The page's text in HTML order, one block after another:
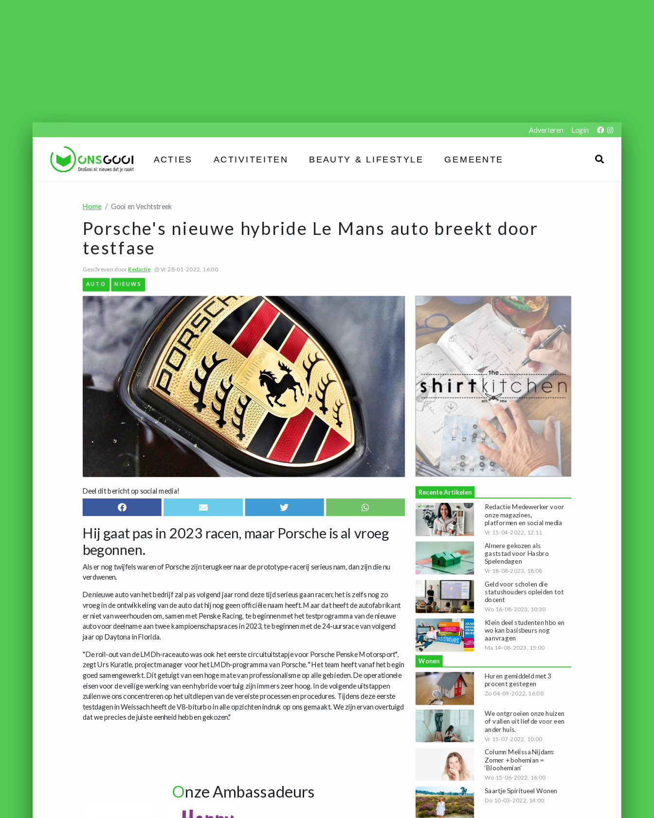
Adverteren Login
ACTIES ACTIVITEITEN BEAUTY & LIFESTYLE GEMEENTE
Home Gooi en Vechtstreek
Porsche's nieuwe hybride Le Mans auto breekt door
testfase
Geschreven doorRedactie Vr 28-01-2022, 16:00
AUTO NIEUWS
Deel dit bericht op social media!
Hij gaat pas in 2023 racen, maar Porsche is al vroeg
begonnen.
Als er nog twijfels waren of Porsche zijn terugkeer naar de prototype-racerij serieus nam, dan zijn die nu
verdwenen.
De nieuwe auto van het bedrijf zal pas volgend jaar rond deze tijd serieus gaan racen; het is zelfs nog zo
vroeg in de ontwikkeling van de auto dat hij nog geen officiële naam heeft. Maar dat heeft de autofabrikant
er niet van weerhouden om, samen met Penske Racing, te beginnen met het testprogramma van de nieuwe
auto voor deelname aan twee kampioenschapsraces in 2023, te beginnen met de 24-uursrace van volgend
jaar op Daytona in Florida.
"De roll-out van de LMDh-raceauto was ook het eerste circuituitstapje voor Porsche Penske Motorsport",
zegt Urs Kuratle, projectmanager voor het LMDh-programma van Porsche. "Het team heeft vanaf het begin
goed samengewerkt. Dit getuigt van een hoge mate van professionalisme op alle gebieden. De operationele
eisen voor de veilige werking van een hybride voertuig zijn immers zeer hoog. In de volgende uitstappen
zullen we ons concentreren op het uitdiepen van de vereiste processen en procedures. Tijdens deze eerste
testdagen in Weissach heeft de V8-biturbo in alle opzichten indruk op ons gemaakt. We zijn ervan overtuigd
dat we precies de juiste eenheid hebben gekozen."
Onze Ambassadeurs
Recente Artikelen
Redactie Medewerker voor
onze magazines,
platformen en social media
Vr 15-04-2022, 12:11
Almere gekozen als
gaststad voor Hasbro
Spelendagen
Vr 18-08-2023, 18:08
Geld voor scholen die
statushouders opleiden tot
docent
Wo 16-08-2023, 10:30
Klein deel studenten hbo en
wo kan basisbeurs nog
aanvragen
Ma 14-08-2023, 15:00
Wonen
Huren gemiddeld met 3
procent gestegen
Zo 04-09-2022, 16:00
We ontgroeien onze huizen
of vallen uit liefde voor een
ander huis.
Vr 15-07-2022, 10:00
Column Melissa Nijdam:
Zomer + bohemian =
‘Bloohemian’
Wo 15-06-2022, 16:00
Saartje Spiritueel Wonen
Do 10-03-2022, 14:00